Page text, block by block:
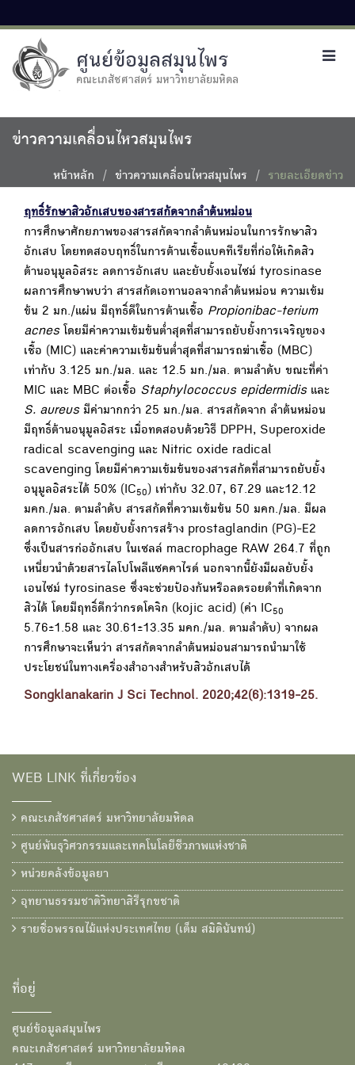
ศูนย์ข้อมูลสมุนไพร
คณะเภสัชศาสตร์ มหาวิทยาลัยมหิดล
ข่าวความเคลื่อนไหวสมุนไพร
หน้าหลัก ข่าวความเคลื่อนไหวสมุนไพร รายละเอียดข่าว
ฤทธิ์รักษาสิวอักเสบของสารสกัดจากลำต้นหม่อน
การศึกษาศักยภาพของสารสกัดจากลำต้นหม่อนในการรักษาสิว
อักเสบ โดยทดสอบฤทธิ์ในการต้านเชื้อแบคทีเรียที่ก่อให้เกิดสิว
ต้านอนุมูลอิสระ ลดการอักเสบ และยับยั้งเอนไซม์ tyrosinase
ผลการศึกษาพบว่า สารสกัดเอทานอลจากลำต้นหม่อน ความเข้ม
ข้น 2 มก./แผ่น มีฤทธิ์ดีในการต้านเชื้อ Propionibac-terium
acnesโดยมีค่าความเข้มข้นต่ำสุดที่สามารถยับยั้งการเจริญของ
เชื้อ (MIC) และค่าความเข้มข้นต่ำสุดที่สามารถฆ่าเชื้อ (MBC)
เท่ากับ 3.125 มก./มล. และ 12.5 มก./มล. ตามลำดับ ขณะที่ค่า
MIC และ MBC ต่อเชื้อ Staphylococcus epidermidisและ
S. aureusมีค่ามากกว่า 25 มก./มล. สารสกัดจาก ลำต้นหม่อน
มีฤทธิ์ต้านอนุมูลอิสระ เมื่อทดสอบด้วยวิธี DPPH, Superoxide
radical scavenging และ Nitric oxide radical
scavenging โดยมีค่าความเข้มข้นของสารสกัดที่สามารถยับยั้ง
อนุมูลอิสระได้ 50% (IC50 ) เท่ากับ 32.07, 67.29 และ12.12
มคก./มล. ตามลำดับ สารสกัดที่ความเข้มข้น 50 มคก./มล. มีผล
ลดการอักเสบ โดยยับยั้งการสร้าง prostaglandin (PG)-E2
ซึ่งเป็นสารก่ออักเสบ ในเซลล์ macrophage RAW 264.7 ที่ถูก
เหนี่ยวนำด้วยสารไลโปโพลีแซคคาไรด์ นอกจากนี้ยังมีผลยับยั้ง
เอนไซม์ tyrosinase ซึ่งจะช่วยป้องกันหรือลดรอยดำที่เกิดจาก
สิวได้ โดยมีฤทธิ์ดีกว่ากรดโคจิก (kojic acid) (ค่า IC50
5.76±1.58 และ 30.61±13.35 มคก./มล. ตามลำดับ) จากผล
การศึกษาจะเห็นว่า สารสกัดจากลำต้นหม่อนสามารถนำมาใช้
ประโยชน์ในทางเครื่องสำอางสำหรับสิวอักเสบได้
Songklanakarin J Sci Technol. 2020;42(6):1319-25.
WEB LINK ที่เกี่ยวข้อง
คณะเภสัชศาสตร์ มหาวิทยาลัยมหิดล
ศูนย์พันธุวิศวกรรมและเทคโนโลยีชีวภาพแห่งชาติ
หน่วยคลังข้อมูลยา
อุทยานธรรมชาติวิทยาสิรีรุกขชาติ
รายชื่อพรรณไม้แห่งประเทศไทย (เต็ม สมิตินันทน์)
ที่อยู่
ศูนย์ข้อมูลสมุนไพร
คณะเภสัชศาสตร์ มหาวิทยาลัยมหิดล